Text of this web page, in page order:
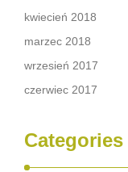
kwiecień 2018
marzec 2018
wrzesień 2017
czerwiec 2017
Categories